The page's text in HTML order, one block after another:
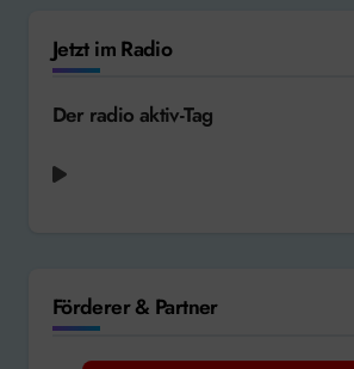
Jetzt im Radio
Der radio aktiv-Tag
Förderer & Partner